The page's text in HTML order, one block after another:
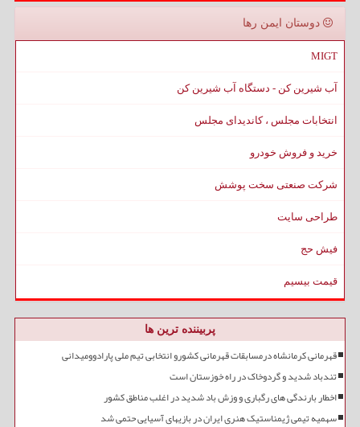
دوستان ایمن رها
MIGT
آب شیرین کن - دستگاه آب شیرین کن
انتخابات مجلس ، کاندیدای مجلس
خرید و فروش خودرو
شرکت صنعتی سخت پوشش
طراحی سایت
فیش حج
قیمت بیسیم
پربیننده ترین ها
قهرمانی کرمانشاه درمسابقات قهرمانی کشورو انتخابی تیم ملی پارادوومیدانی
تندباد شدید و گردوخاک در راه خوزستان است
اخطار بارندگی های رگباری و وزش باد شدید در اغلب مناطق کشور
سهمیه تیمی ژیمناستیک هنری ایران در بازیهای آسیایی حتمی شد